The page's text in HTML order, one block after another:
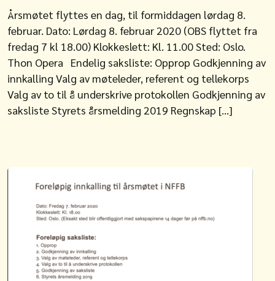
Årsmøtet flyttes en dag, til formiddagen lørdag 8.
februar. Dato: Lørdag 8. februar 2020 (OBS flyttet fra
fredag 7 kl 18.00) Klokkeslett: Kl. 11.00 Sted: Oslo.
Thon Opera Endelig saksliste: Opprop Godkjenning av
innkalling Valg av møteleder, referent og tellekorps
Valg av to til å underskrive protokollen Godkjenning av
saksliste Styrets årsmelding 2019 Regnskap […]